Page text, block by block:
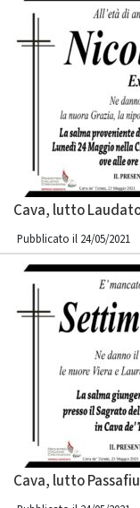
Cava, lutto
Pubblicato il 24/05/2021
Cava, lutto